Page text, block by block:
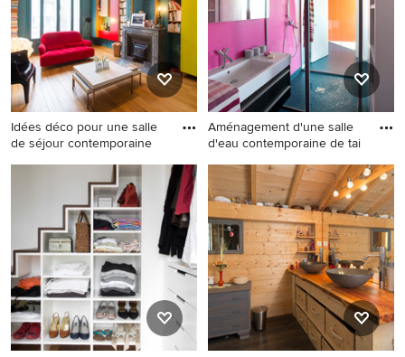
des carreaux de céramique,
un mur blanc, un lavabo
suspendu, un sol gris et une
cabine de douche à porte
coulissante.
acier inoxydable, tomettes au
sol et aucun îlot.
Idées déco pour une salle
de séjour contemporaine
Idées déco pour une salle de
séjour contemporaine de
taille moyenne et fermée
avec une bibliothèque ou un
coin lecture, un mur bleu, un
sol en bois brun, une
cheminée standard et un
manteau de cheminée en
pierre.
Aménagement d'une salle
d'eau contemporaine de tai
Aménagement d'une salle
d'eau contemporaine de
taille moyenne avec une
douche à l'italienne, un mur
rose, un lavabo intégré et un
sol bleu.